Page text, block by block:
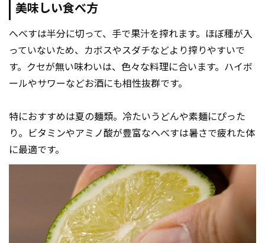
美味しい食べ方
へべすは半分に切って、手で果汁を搾れます。ほぼ種が入
っていないため、カボスやスダチなどより搾りやすいで
す。クセが無い味わいは、色々な料理に合います。ハイボ
ールやサワーなどお酒にも相性抜群です。
特におすすめは夏の麺類。冷たいうどんや素麺にぴった
り。ビタミンやアミノ酸が豊富なへべすは暑さで疲れた体
に最適です。